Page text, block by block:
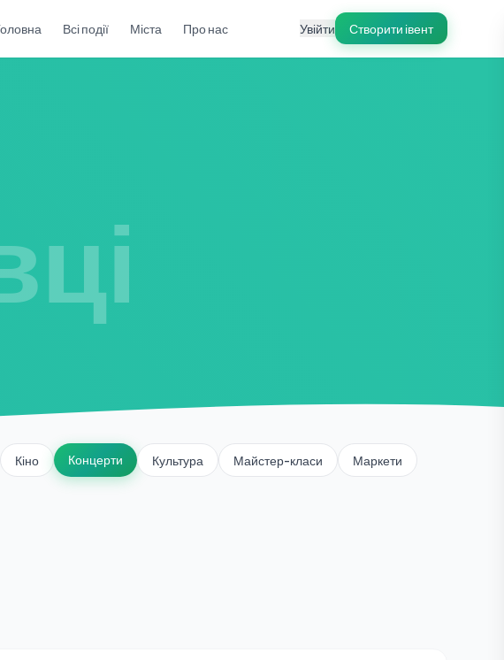
Всі події Міста Про нас Увійти Створити івент
Кіно Концерти Культура Майстер-класи Маркети